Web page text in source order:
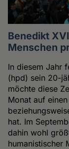
Benedikt
Menschen
In diesem Jahr
(hpd) sein 20-
möchte diese
Monat auf
hat. Im
dahin wohl
humanistischer